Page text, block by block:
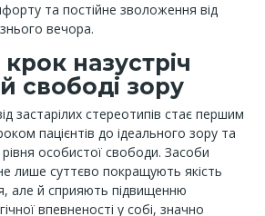
та постійне зволоження від
вечора.
назустріч
свободі зору
застарілих стереотипів стає першим
пацієнтів до ідеального зору та
особистої свободи. Засоби
лише суттєво покращують якість
але й сприяють підвищенню
впевненості у собі, значно